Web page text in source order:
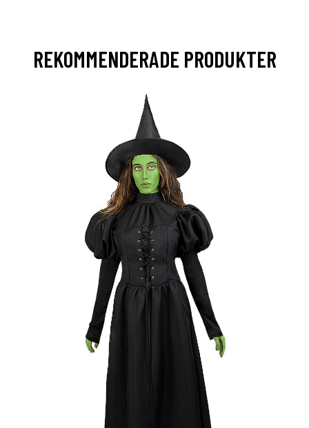
REKOMMENDERADE PRODUKTER